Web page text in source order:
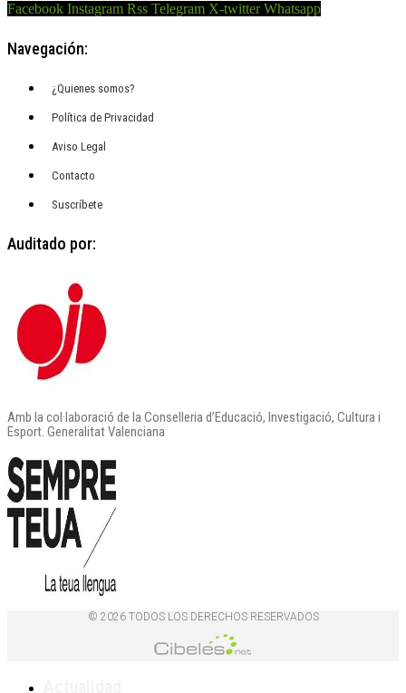
Facebook Instagram Rss Telegram X-twitter Whatsapp
Navegación:
¿Quienes somos?
Política de Privacidad
Aviso Legal
Contacto
Suscríbete
Auditado por:
Amb la col·laboració de la Conselleria d’Educació, Investigació, Cultura i
Esport. Generalitat Valenciana
© 2026 TODOS LOS DERECHOS RESERVADOS